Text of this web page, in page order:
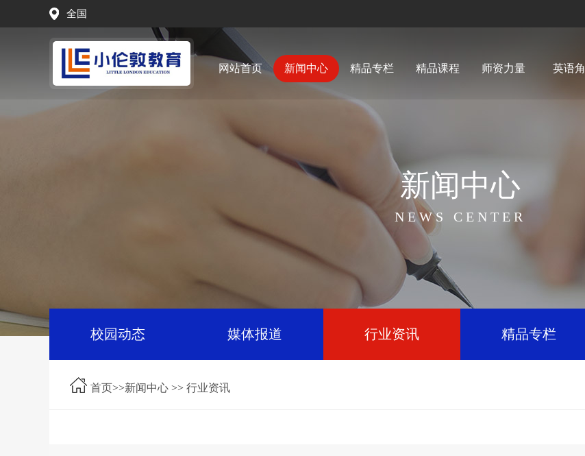
全国
网站首页 新闻中心 精品专栏 精品课程 师资力量 英语角
新闻中心
NEWS CENTER
校园动态 媒体报道 行业资讯 精品专栏
首页>>新闻中心 >> 行业资讯